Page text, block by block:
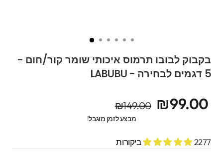
בקבוק לבובו תרמוס איכותי שומר קור/חום -
5 דגמים לבחירה - LABUBU
מחיר
מקורי
מחיר
מבצע
₪99.00
₪149.00
מבצע לזמן מוגבל!
2277 ביקורות